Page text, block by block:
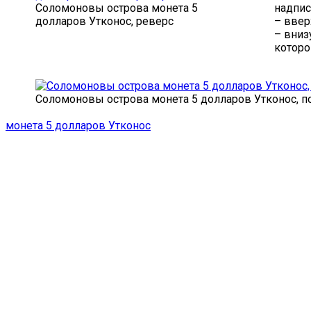
Соломоновы острова монета 5
долларов Утконос, реверс
–
–
Соломоновы острова монета 5 долларов Утконос,
монета 5 долларов Утконос